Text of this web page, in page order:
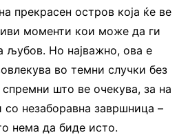
прекрасен остров која ќе ве
моменти кои може да ги
љубов. Но најважно, ова е
во темни случки без
што ве очекува, за на
со незаборавна завршница –
нема да биде исто.